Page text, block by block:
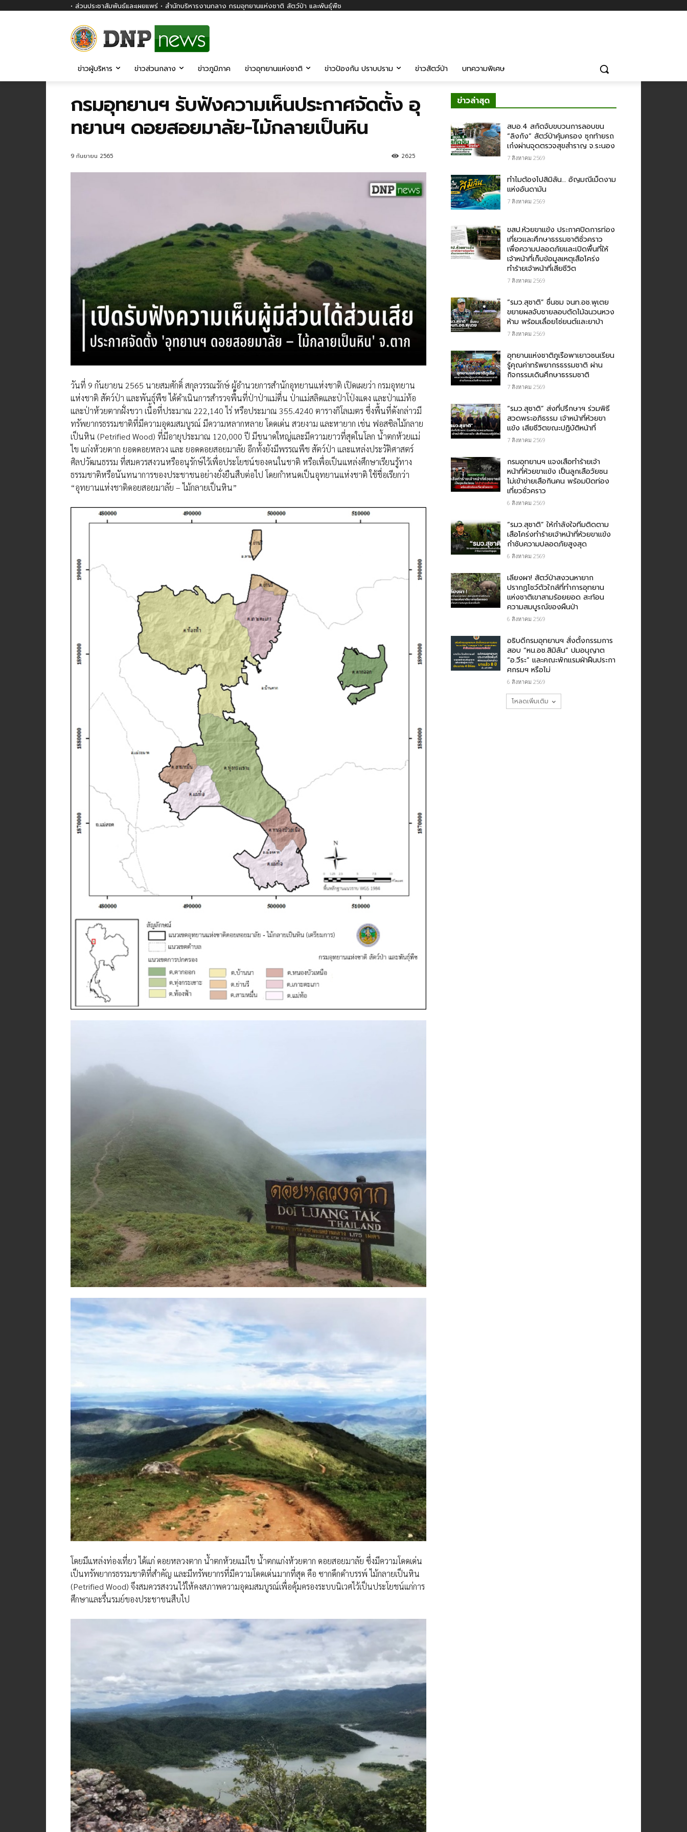
• ส่วนประชาสัมพันธ์และเผยแพร่ • สำนักบริหารงานกลาง กรมอุทยานแห่งชาติ สัตว์ป่า และพันธุ์พืช
ข่าวผู้บริหาร ข่าวส่วนกลาง ข่าวภูมิภาค ข่าวอุทยานแห่งชาติ ข่าวป้องกัน ปราบปราม ข่าวสัตว์ป่า บทความพิเศษ
กรมอุทยานฯ รับฟังความเห็นประกาศจัดตั้ง อุ
ทยานฯ ดอยสอยมาลัย-ไม้กลายเป็นหิน
9 กันยายน 2565 2625
วันที่ 9 กันยายน 2565 นายสมศักดิ์ สกุลวรรณรักษ์ ผู้อำนวยการสำนักอุทยานแห่งชาติ เปิดเผยว่า กรมอุทยาน
แห่งชาติ สัตว์ป่า และพันธุ์พืช ได้ดำเนินการสำรวจพื้นที่ป่าป่าแม่ตื่น ป่าแม่สลิดและป่าโป่งแดง และป่าแม่ท้อ
และป่าห้วยตากฝั่งขวา เนื้อที่ประมาณ 222,140 ไร่ หรือประมาณ 355.4240 ตารางกิโลเมตร ซึ่งพื้นที่ดังกล่าวมี
ทรัพยากรธรรมชาติที่มีความอุดมสมบูรณ์ มีความหลากหลาย โดดเด่น สวยงาม และหายาก เช่น ฟอสซิลไม้กลาย
เป็นหิน (Petrified Wood) ที่มีอายุประมาณ 120,000 ปี มีขนาดใหญ่และมีความยาวที่สุดในโลก น้ำตกห้วยแม่
ไข แก่งห้วยตาก ยอดดอยหลวง และ ยอดดอยสอยมาลัย อีกทั้งยังมีพรรณพืช สัตว์ป่า และแหล่งประวัติศาสตร์
ศิลปวัฒนธรรม ที่สมควรสงวนหรืออนุรักษ์ไว้เพื่อประโยชน์ของคนในชาติ หรือเพื่อเป็นแหล่งศึกษาเรียนรู้ทาง
ธรรมชาติหรือนันทนาการของประชาชนอย่างยั่งยืนสืบต่อไป โดยกำหนดเป็นอุทยานแห่งชาติ ใช้ชื่อเรียกว่า
“อุทยานแห่งชาติดอยสอยมาลัย – ไม้กลายเป็นหิน”
โดยมีแหล่งท่องเที่ยว ได้แก่ ดอยหลวงตาก น้ำตกห้วยแม่ไข น้ำตกแก่งห้วยตาก ดอยสอยมาลัย ซึ่งมีความโดดเด่น
เป็นทรัพยากรธรรมชาติที่สำคัญ และมีทรัพยากรที่มีความโดดเด่นมากที่สุด คือ ซากดึกดำบรรพ์ ไม้กลายเป็นหิน
(Petrified Wood) จึงสมควรสงวนไว้ให้คงสภาพความอุดมสมบูรณ์เพื่อคุ้มครองระบบนิเวศไว้เป็นประโยชน์แก่การ
ศึกษาและรื่นรมย์ของประชาชนสืบไป
ข่าวล่าสุด
สบอ.4 สกัดจับขบวนการลอบขน
“ลิงกัง” สัตว์ป่าคุ้มครอง ซุกท้ายรถ
เก๋งผ่านจุดตรวจสุขสำราญ จ.ระนอง
7 สิงหาคม 2569
ทำไมต้องไปสิมิลัน… อัญมณีเม็ดงาม
แห่งอันดามัน
7 สิงหาคม 2569
ขสป.ห้วยขาแข้ง ประกาศปิดการท่อง
เที่ยวและศึกษาธรรมชาติชั่วคราว
เพื่อความปลอดภัยและเปิดพื้นที่ให้
เจ้าหน้าที่เก็บข้อมูลเหตุเสือโคร่ง
ทำร้ายเจ้าหน้าที่เสียชีวิต
7 สิงหาคม 2569
“รมว.สุชาติ” ชื่นชม​ จนท.อช.พุเตย​
ขยายผลจับชายลอบตัดไม้ฉนวนหวง
ห้าม พร้อมเลื่อยโซ่ยนต์และยาบ้า
7 สิงหาคม 2569
อุทยานแห่งชาติภูเรือพาเยาวชนเรียน
รู้คุณค่าทรัพยากรธรรมชาติ ผ่าน
กิจกรรมเดินศึกษาธรรมชาติ
7 สิงหาคม 2569
“รมว.สุชาติ” ส่งที่ปรึกษาฯ ร่วมพิธี
สวดพระอภิธรรม เจ้าหน้าที่ห้วยขา
แข้ง เสียชีวิตขณะปฏิบัติหน้าที่
7 สิงหาคม 2569
กรม​อุทยานฯ แจงเสือทำร้ายเจ้า
หน้าที่ห้วยขาแข้ง เป็นลูกเสือวัยซน
ไม่เข้าข่ายเสือกินคน พร้อมปิดท่อง
เที่ยวชั่วคราว
6 สิงหาคม 2569
“รมว.สุชาติ” ให้กำลังใจทีมติดตาม
เสือโคร่งทำร้ายเจ้าหน้าที่ห้วยขาแข้ง
กำชับความปลอดภัยสูงสุด
6 สิงหาคม 2569
เลียงผา! สัตว์ป่าสงวนหายาก
ปรากฏโชว์ตัวใกล้ที่ทำการอุทยาน
แห่งชาติเขาสามร้อยยอด สะท้อน
ความสมบูรณ์ของผืนป่า
6 สิงหาคม 2569
อธิบดีกรมอุทยานฯ​ สั่งตั้งกรรมการ
สอบ “หน.อช.สิมิลัน” ปมอนุญาต
“อ.วีระ” และคณะพักแรมฝ่าฝืนประกา
ศกรมฯ หรือไม่
6 สิงหาคม 2569
โหลดเพิ่มเติม